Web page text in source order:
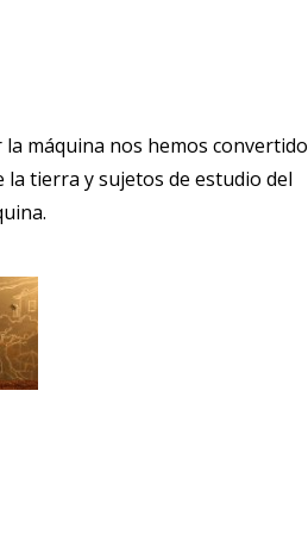
máquina nos hemos convertido
la tierra y sujetos de estudio del